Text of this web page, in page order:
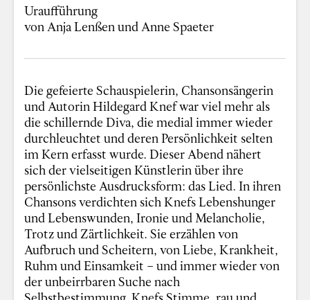
Uraufführung
von Anja Lenßen und Anne Spaeter
Die gefeierte Schauspielerin, Chansonsängerin
und Autorin Hildegard Knef war viel mehr als
die schillernde Diva, die medial immer wieder
durchleuchtet und deren Persönlichkeit selten
im Kern erfasst wurde. Dieser Abend nähert
sich der vielseitigen Künstlerin über ihre
persönlichste Ausdrucksform: das Lied. In ihren
Chansons verdichten sich Knefs Lebenshunger
und Lebenswunden, Ironie und Melancholie,
Trotz und Zärtlichkeit. Sie erzählen von
Aufbruch und Scheitern, von Liebe, Krankheit,
Ruhm und Einsamkeit – und immer wieder von
der unbeirrbaren Suche nach